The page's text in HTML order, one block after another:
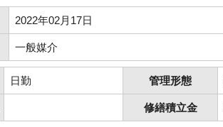
2022年02月17日
一般媒介
日勤 管理形態
修繕積立金